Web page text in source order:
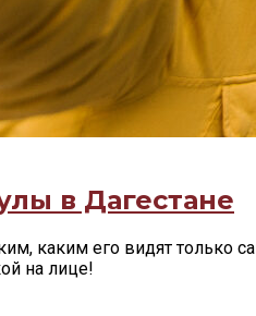
в Дагестане
каким его видят только
на лице!